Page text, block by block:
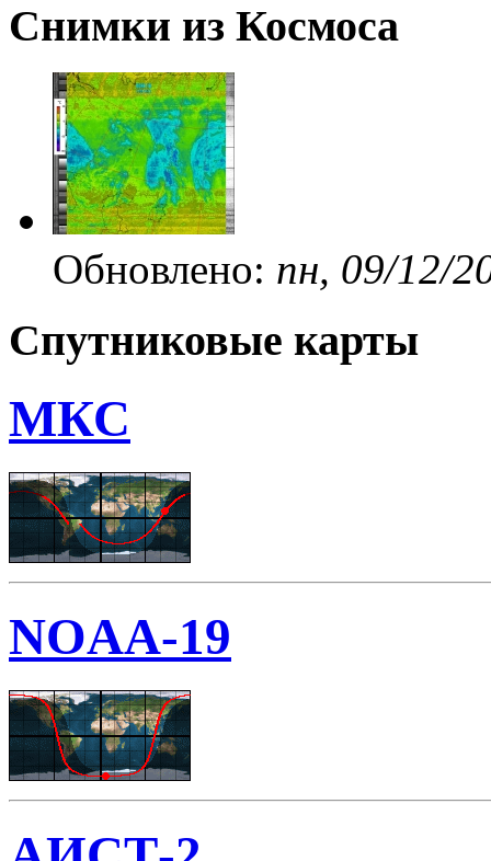
Снимки из Космоса
Обновлено: пн, 09/12/
Спутниковые карты
МКС
NOAA-19